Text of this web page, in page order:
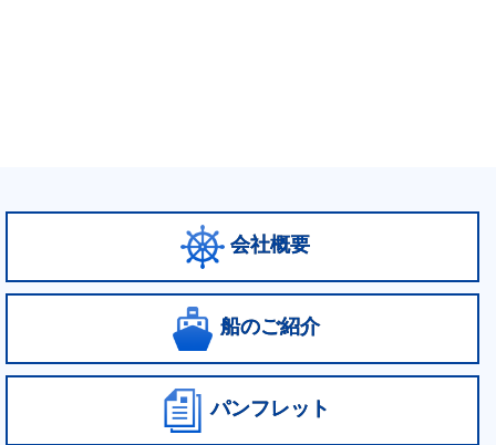
会社概要
船のご紹介
パンフレット